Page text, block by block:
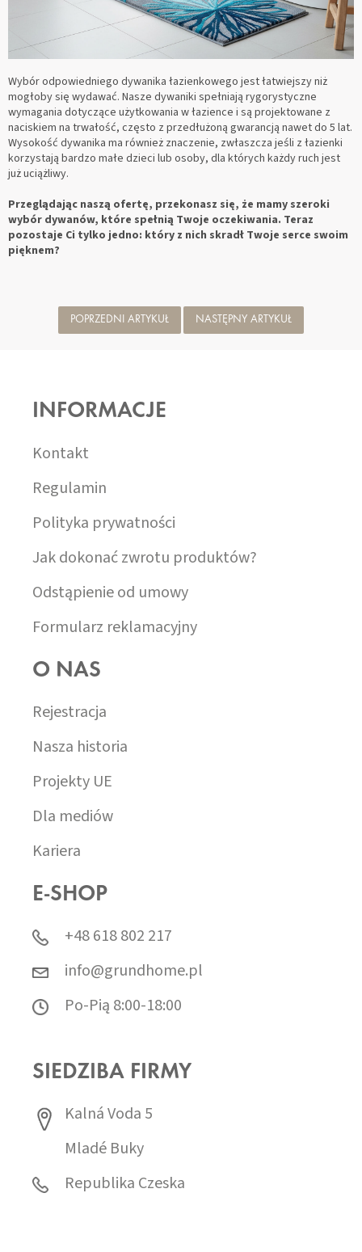
Wybór odpowiedniego dywanika łazienkowego jest łatwiejszy niż
mogłoby się wydawać. Nasze dywaniki spełniają rygorystyczne
wymagania dotyczące użytkowania w łazience i są projektowane z
naciskiem na trwałość, często z przedłużoną gwarancją nawet do 5 lat.
Wysokość dywanika ma również znaczenie, zwłaszcza jeśli z łazienki
korzystają bardzo małe dzieci lub osoby, dla których każdy ruch jest
już uciążliwy.
Przeglądając naszą ofertę, przekonasz się, że mamy szeroki
wybór dywanów, które spełnią Twoje oczekiwania. Teraz
pozostaje Ci tylko jedno: który z nich skradł Twoje serce swoim
pięknem?
POPRZEDNI ARTYKUŁ NASTĘPNY ARTYKUŁ
INFORMACJE
Kontakt
Regulamin
Polityka prywatności
Jak dokonać zwrotu produktów?
Odstąpienie od umowy
Formularz reklamacyjny
O NAS
Rejestracja
Nasza historia
Projekty UE
Dla mediów
Kariera
E-SHOP
+48 618 802 217
info@grundhome.pl
Po-Pią 8:00-18:00
SIEDZIBA FIRMY
Kalná Voda 5
Mladé Buky
Republika Czeska